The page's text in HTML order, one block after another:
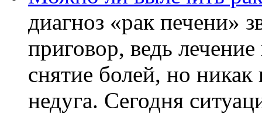
диагноз «рак печени»
приговор, ведь
снятие болей, но никак
недуга. Сегодня